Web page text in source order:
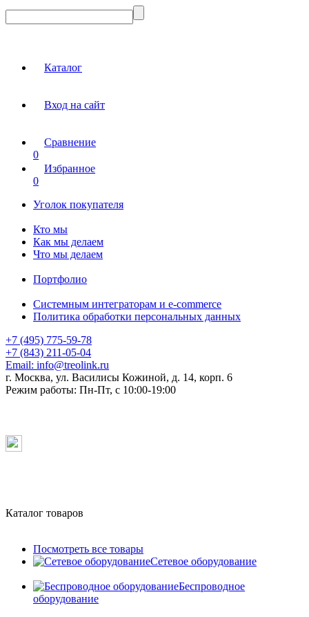
Каталог
Вход на сайт
Сравнение
0
Избранное
0
Уголок покупателя
Кто мы
Как мы делаем
Что мы делаем
Портфолио
Системным интеграторам и e-commerce
Политика обработки персональных данных
+7 (495) 775-59-78
+7 (843) 211-05-04
Email: info@treolink.ru
г. Москва, ул. Василисы Кожиной, д. 14, корп. 6
Режим работы: Пн-Пт, с 10:00-19:00
Каталог товаров
Посмотреть все товары
Сетевое оборудование
Беспроводное
оборудование